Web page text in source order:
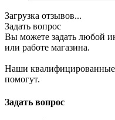
Загрузка отзывов...
Задать вопрос
Вы можете задать любой
или работе магазина.
Наши квалифицированные
помогут.
Задать вопрос